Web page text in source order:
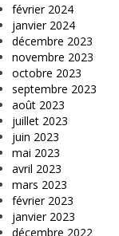
février 2024
janvier 2024
décembre 2023
novembre 2023
octobre 2023
septembre 2023
août 2023
juillet 2023
juin 2023
mai 2023
avril 2023
mars 2023
février 2023
janvier 2023
décembre 2022